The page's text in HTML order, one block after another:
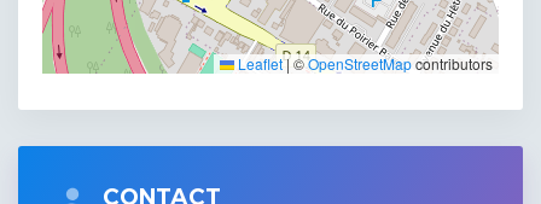
Leaflet|©OpenStreetMapcontributors
CONTACT